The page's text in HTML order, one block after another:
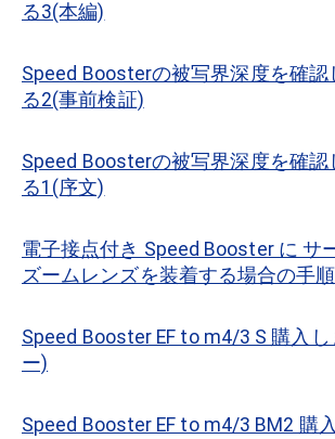
る3(本編)
Speed Boosterの被写界深度を確認
る2(事前検証)
Speed Boosterの被写界深度を確認
る1(序文)
電子接点付き Speed Booster に サ
ズームレンズを装着する場合の手順
Speed Booster EF to m4/3 S 購入
ー)
Speed Booster EF to m4/3 BM2 購